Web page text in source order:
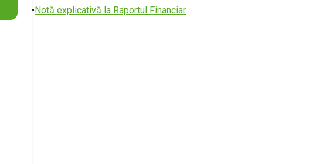
• Notă explicativă la Raportul Financiar